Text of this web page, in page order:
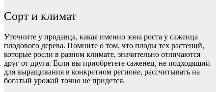
Сорт и климат
Уточните у продавца, какая именно зона роста у саженца
плодового дерева. Помните о том, что плоды тех растений,
которые росли в разном климате, значительно отличаются
друг от друга. Если вы приобретете саженец, не подходящий
для выращивания в конкретном регионе, рассчитывать на
богатый урожай точно не придется.